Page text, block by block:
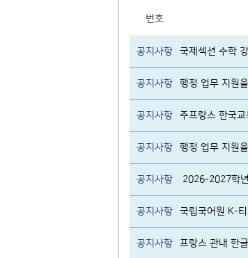
번호
공지사항 국제섹션 수학
공지사항 행정 업무 지원
공지사항 주프랑스 한국
공지사항 행정 업무 지원
공지사항 2026-2027학
공지사항 국립국어원 K-
공지사항 프랑스 관내 한